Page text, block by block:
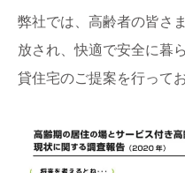
弊社では、高齢者の皆さ
放され、快適で安全に暮
貸住宅のご提案を行ってお